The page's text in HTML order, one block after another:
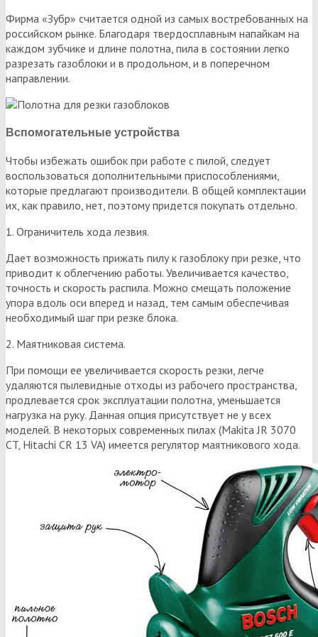
Фирма «Зубр» считается одной из самых востребованных на
российском рынке. Благодаря твердосплавным напайкам на
каждом зубчике и длине полотна, пила в состоянии легко
разрезать газоблоки и в продольном, и в поперечном
направлении.
Вспомогательные устройства
Чтобы избежать ошибок при работе с пилой, следует
воспользоваться дополнительными приспособлениями,
которые предлагают производители. В общей комплектации
их, как правило, нет, поэтому придется покупать отдельно.
1. Ограничитель хода лезвия.
Дает возможность прижать пилу к газоблоку при резке, что
приводит к облегчению работы. Увеличивается качество,
точность и скорость распила. Можно смещать положение
упора вдоль оси вперед и назад, тем самым обеспечивая
необходимый шаг при резке блока.
2. Маятниковая система.
При помощи ее увеличивается скорость резки, легче
удаляются пылевидные отходы из рабочего пространства,
продлевается срок эксплуатации полотна, уменьшается
нагрузка на руку. Данная опция присутствует не у всех
моделей. В некоторых современных пилах (Makita JR 3070
CT, Hitachi CR 13 VA) имеется регулятор маятникового хода.